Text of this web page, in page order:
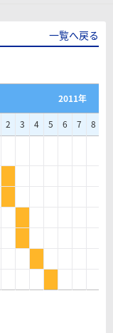
一覧へ戻る
2011年
2 3 4 5 6 7 8